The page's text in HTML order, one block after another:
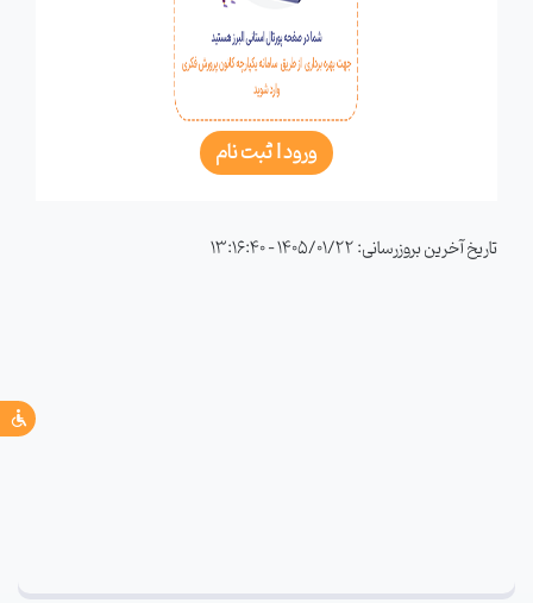
ورود l ثبت نام
تاریخ آخرین بروزرسانی: 1405/01/22 - 13:16:40